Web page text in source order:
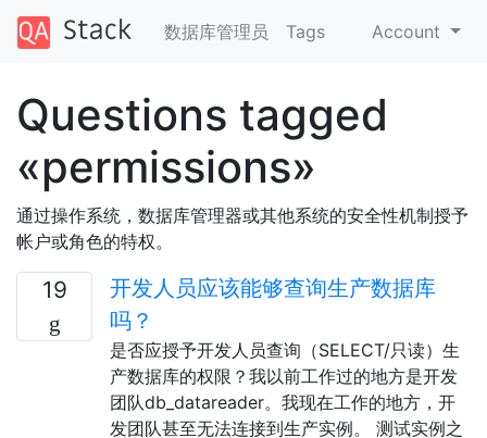
数据库管理员 Tags Account
Questions tagged
«permissions»
通过操作系统，数据库管理器或其他系统的安全性机制授予
帐户或角色的特权。
19
开发人员应该能够查询生产数据库
吗？
是否应授予开发人员查询（SELECT/只读）生
产数据库的权限？我以前工作过的地方是开发
团队db_datareader。我现在工作的地方，开
发团队甚至无法连接到生产实例。 测试实例之